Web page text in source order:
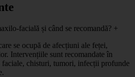
facială și când se recomandă? +
se ocupă de afecțiuni ale feței,
Intervențiile sunt recomandate în
faciale, chisturi, tumori, infecții profunde